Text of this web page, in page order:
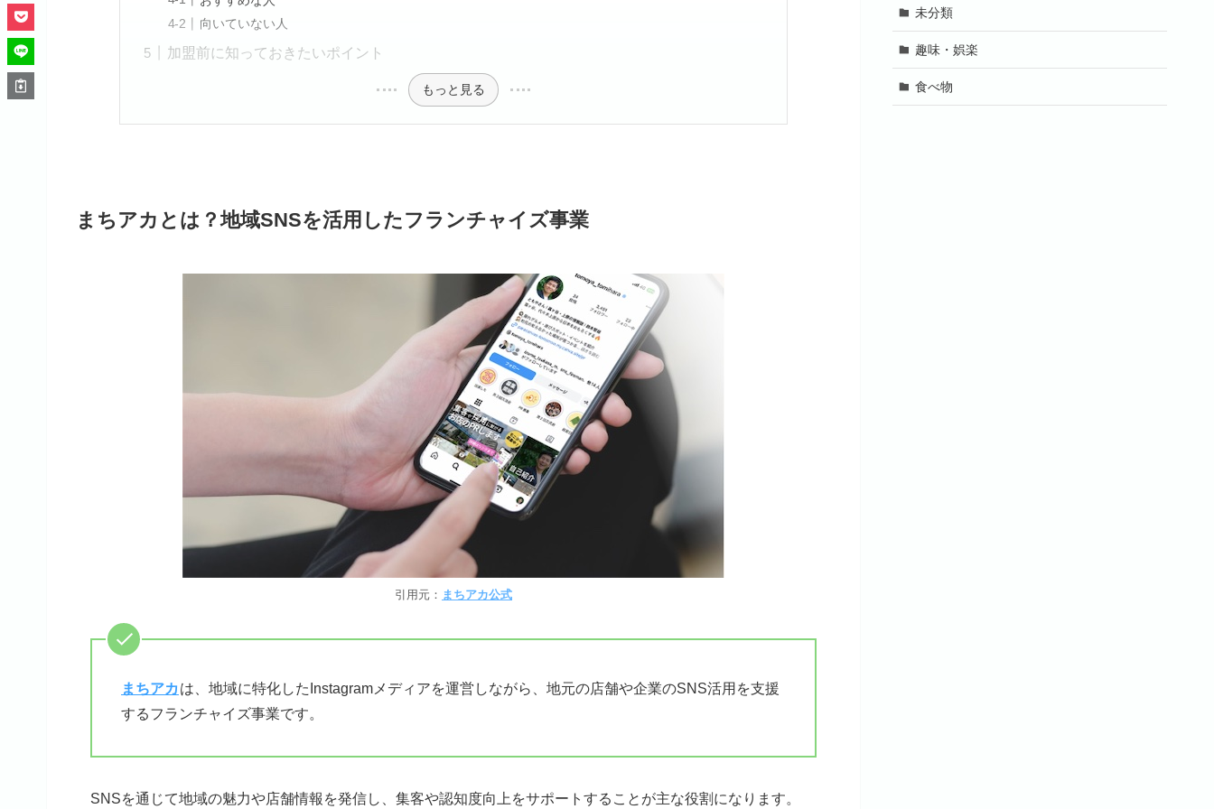
向いていない人
加盟前に知っておきたいポイント
もっと見る
まちアカとは？地域SNSを活用したフランチャイズ事業
引用元： まちアカ公式
まちアカ は、地域に特化したInstagramメディアを運営しながら、地元の店舗や企業のSNS活用を支援
するフランチャイズ事業です。
SNSを通じて地域の魅力や店舗情報を発信し、集客や認知度向上をサポートすることが主な役割になります。
未分類
趣味・娯楽
食べ物